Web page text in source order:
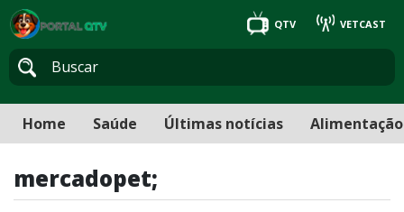
QTV VETCAST
Home Saúde Últimas notícias Alimentação
mercadopet;